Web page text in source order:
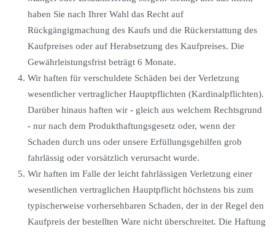
haben Sie nach Ihrer Wahl das Recht auf
Rückgängigmachung des Kaufs und die Rückerstattung des
Kaufpreises oder auf Herabsetzung des Kaufpreises. Die
Gewährleistungsfrist beträgt 6 Monate.
Wir haften für verschuldete Schäden bei der Verletzung
wesentlicher vertraglicher Hauptpflichten (Kardinalpflichten).
Darüber hinaus haften wir - gleich aus welchem Rechtsgrund
- nur nach dem Produkthaftungsgesetz oder, wenn der
Schaden durch uns oder unsere Erfüllungsgehilfen grob
fahrlässig oder vorsätzlich verursacht wurde.
Wir haften im Falle der leicht fahrlässigen Verletzung einer
wesentlichen vertraglichen Hauptpflicht höchstens bis zum
typischerweise vorhersehbaren Schaden, der in der Regel den
Kaufpreis der bestellten Ware nicht überschreitet. Die Haftung